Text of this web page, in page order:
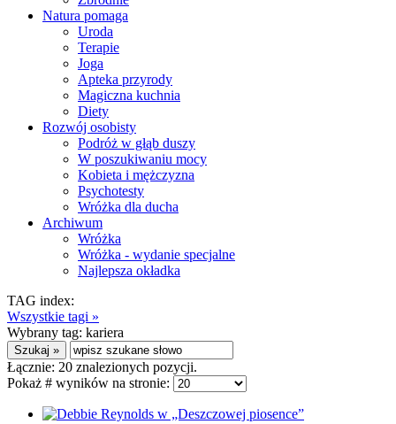
Natura pomaga
Uroda
Terapie
Joga
Apteka przyrody
Magiczna kuchnia
Diety
Rozwój osobisty
Podróż w głąb duszy
W poszukiwaniu mocy
Kobieta i mężczyzna
Psychotesty
Wróżka dla ducha
Archiwum
Wróżka
Wróżka - wydanie specjalne
Najlepsza okładka
TAG index:
Wszystkie tagi »
Wybrany tag: kariera
Łącznie: 20 znalezionych pozycji.
Pokaż # wyników na stronie: